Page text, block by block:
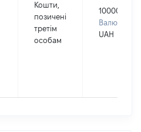
Кошти,
позичені
третім
особам
100000
Валюта:
UAH